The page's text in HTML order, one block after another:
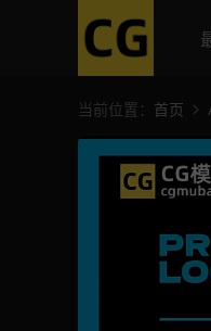
当前位置： 首页